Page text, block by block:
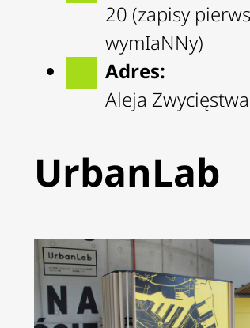
20 (zapisy
wymIaNNy)
Adres:
Aleja
UrbanLab